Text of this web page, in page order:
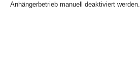
Anhängerbetrieb manuell deaktiviert werden.